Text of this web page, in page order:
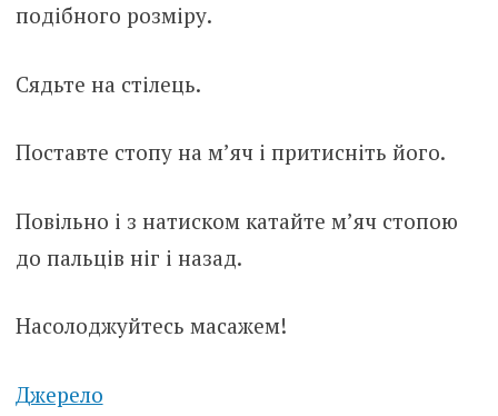
подібного розміру.
Сядьте на стілець.
Поставте стопу на м’яч і притисніть його.
Повільно і з натиском катайте м’яч стопою
до пальців ніг і назад.
Насолоджуйтесь масажем!
Джерело